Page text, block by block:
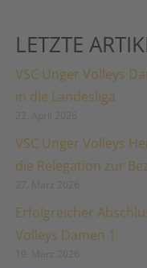
LETZTE
VSC Unger Volleys
in die Landesliga
VSC Unger Volleys
die Relegation zur
Erfolgreicher
Volleys Damen 1